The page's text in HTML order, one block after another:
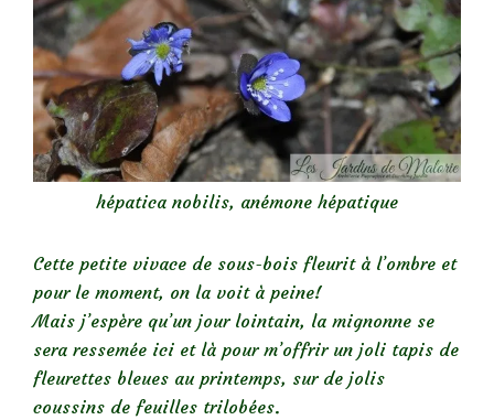
hépatica nobilis, anémone hépatique
Cette petite vivace de sous-bois fleurit à l’ombre et
pour le moment, on la voit à peine!
Mais j’espère qu’un jour lointain, la mignonne se
sera ressemée ici et là pour m’offrir un joli tapis de
fleurettes bleues au printemps, sur de jolis
coussins de feuilles trilobées.